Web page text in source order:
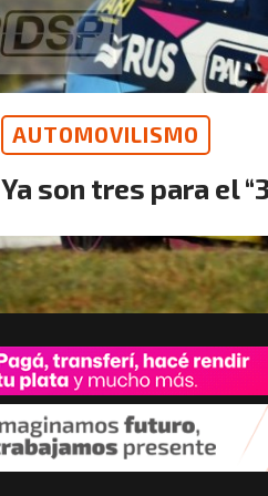
AUTOMOVILISMO
Ya son tres para el